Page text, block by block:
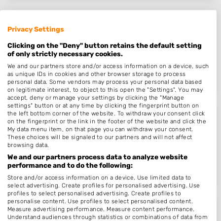
Lijsterbesstraat 19
5165BA Waspik
Op 14,63 km afstand
Beauty Boetiek Mandi Lulur
Prof Mulderslaan 105
Op 15,64 km afstand
Nagelhuisje
Privacy Settings
Clicking on the "Deny" button retains the default setting
of only strictly necessary cookies.
We and our partners store and/or access information on a device, such
as unique IDs in cookies and other browser storage to process
personal data. Some vendors may process your personal data based
on legitimate interest, to object to this open the "Settings". You may
accept, deny or manage your settings by clicking the "Manage
settings" button or at any time by clicking the fingerprint button on
the left bottom corner of the website. To withdraw your consent click
on the fingerprint or the link in the footer of the website and click the
My data menu item, on that page you can withdraw your consent.
These choices will be signaled to our partners and will not affect
browsing data.
We and our partners process data to analyze website
performance and to do the following:
Store and/or access information on a device. Use limited data to
select advertising. Create profiles for personalised advertising. Use
profiles to select personalised advertising. Create profiles to
personalise content. Use profiles to select personalised content.
Measure advertising performance. Measure content performance.
Understand audiences through statistics or combinations of data from